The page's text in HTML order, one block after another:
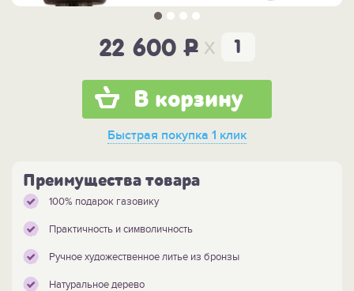
22 600P x
В корзину
Быстрая покупка 1 клик
Преимущества товара
100% подарок газовику
Практичность и символичность
Ручное художественное литье из бронзы
Натуральное дерево